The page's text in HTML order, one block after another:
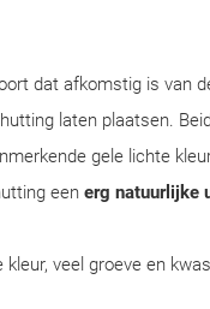
dat afkomstig is van
laten plaatsen.
gele lichte
een erg natuurlijke
kleur, veel groeve en